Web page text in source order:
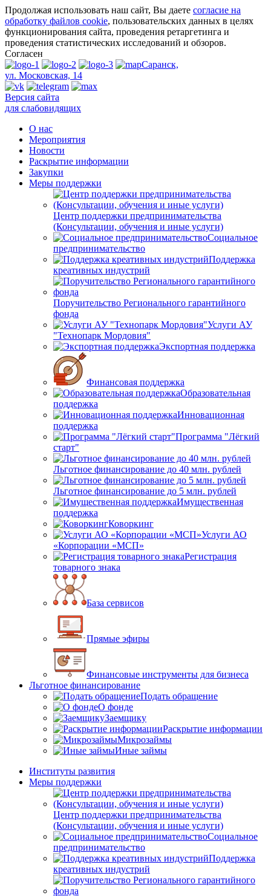
Продолжая использовать наш сайт, Вы даете согласие на
обработку файлов cookie, пользовательских данных в целях
функционирования сайта, проведения ретаргетинга и
проведения статистических исследований и обзоров.
Согласен
Саранск,
ул. Московская, 14
Версия сайта
для слабовидящих
О нас
Мероприятия
Новости
Раскрытие информации
Закупки
Меры поддержки
Центр поддержки предпринимательства
(Консультации, обучения и иные услуги)
Социальное
предпринимательство
Поддержка
креативных индустрий
Поручительство Регионального гарантийного
фонда
Услуги АУ
"Технопарк Мордовия"
Экспортная поддержка
Финансовая поддержка
Образовательная
поддержка
Инновационная
поддержка
Программа "Лёгкий
старт"
Льготное финансирование до 40 млн. рублей
Льготное финансирование до 5 млн. рублей
Имущественная
поддержка
Коворкинг
Услуги АО
«Корпорации «МСП»
Регистрация
товарного знака
База сервисов
Прямые эфиры
Финансовые инструменты для бизнеса
Льготное финансирование
Подать обращение
О фонде
Заемщику
Раскрытие информации
Микрозаймы
Иные займы
Институты развития
Меры поддержки
Центр поддержки предпринимательства
(Консультации, обучения и иные услуги)
Социальное
предпринимательство
Поддержка
креативных индустрий